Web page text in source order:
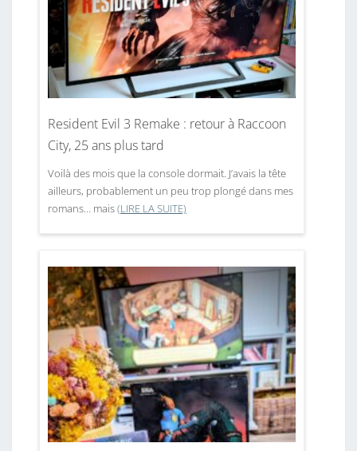
Resident Evil 3 Remake : retour à Raccoon
City, 25 ans plus tard
Voilà des mois que la console dormait. J’avais la tête
ailleurs, probablement un peu trop plongé dans mes
romans… mais(LIRE LA SUITE)